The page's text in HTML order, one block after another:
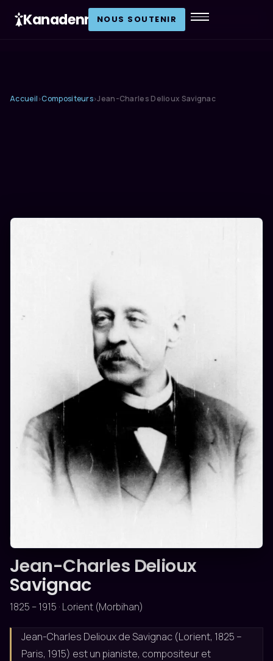
Kanadenn NOUS SOUTENIR
Accueil ›Compositeurs›Jean-Charles Delioux Savignac
Jean-Charles Delioux
Savignac
1825 – 1915 · Lorient (Morbihan)
Jean-Charles Delioux de Savignac (Lorient, 1825 –
Paris, 1915) est un pianiste, compositeur et